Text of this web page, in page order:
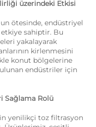
üzerindeki Etkisi
ötesinde, endüstriyel
sahiptir. Bu
yakalayarak
kirlenmesini
konut bölgelerine
endüstriler için
Sağlama Rolü
yenilikçi toz filtrasyon